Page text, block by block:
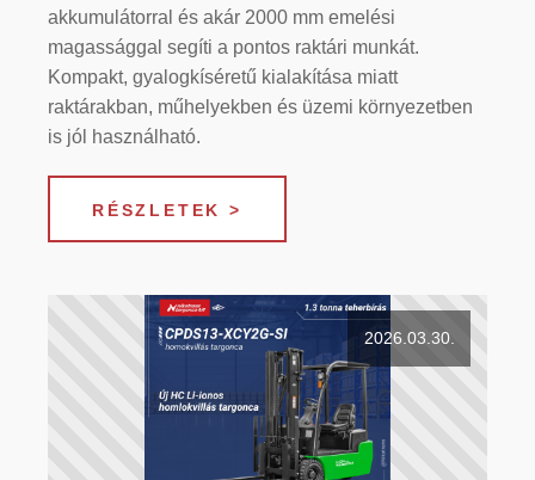
akkumulátorral és akár 2000 mm emelési
magassággal segíti a pontos raktári munkát.
Kompakt, gyalogkíséretű kialakítása miatt
raktárakban, műhelyekben és üzemi környezetben
is jól használható.
RÉSZLETEK >
2026.03.30.